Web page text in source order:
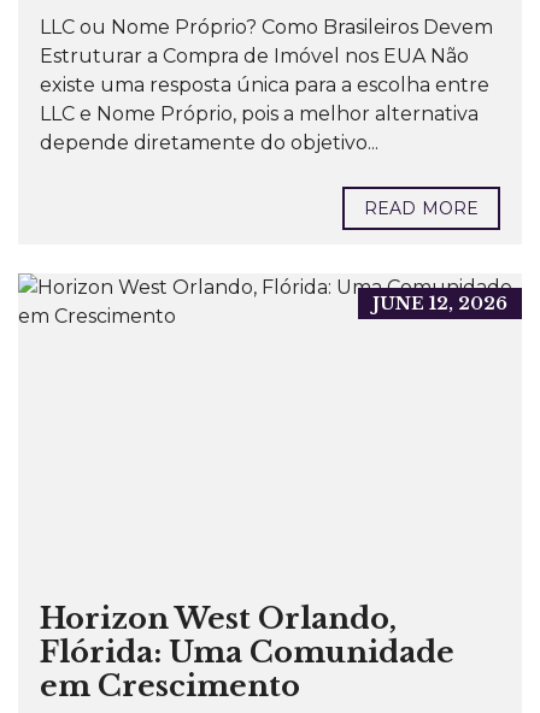
LLC ou Nome Próprio? Como Brasileiros Devem
Estruturar a Compra de Imóvel nos EUA Não
existe uma resposta única para a escolha entre
LLC e Nome Próprio, pois a melhor alternativa
depende diretamente do objetivo...
READ MORE
JUNE 12, 2026
Horizon West Orlando,
Flórida: Uma Comunidade
em Crescimento